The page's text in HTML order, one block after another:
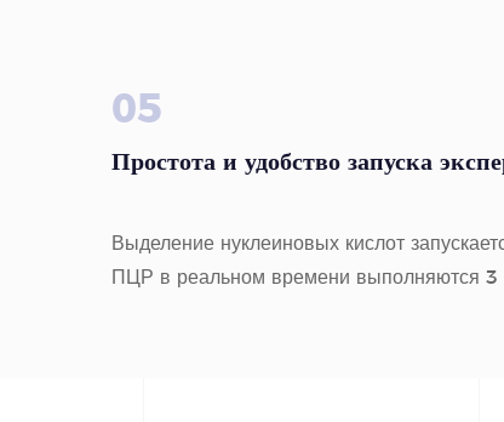
05
Простота и удобство запуска
Выделение нуклеиновых кислот
ПЦР в реальном времени выполняются 3